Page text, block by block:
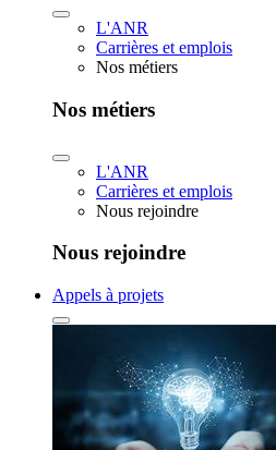
L'ANR
Carrières et emplois
Nos métiers
Nos métiers
L'ANR
Carrières et emplois
Nous rejoindre
Nous rejoindre
Appels à projets